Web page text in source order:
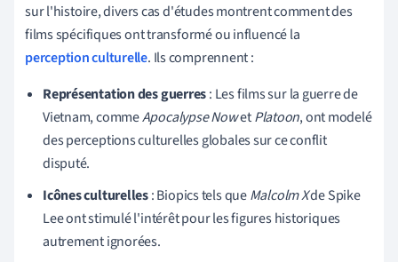
sur l'histoire, divers cas d'études montrent comment des
films spécifiques ont transformé ou influencé la
perception culturelle. Ils comprennent :
Représentation des guerres: Les films sur la guerre de
Vietnam, commeApocalypse NowetPlatoon, ont modelé
des perceptions culturelles globales sur ce conflit
disputé.
Icônes culturelles: Biopics tels queMalcolm Xde Spike
Lee ont stimulé l'intérêt pour les figures historiques
autrement ignorées.